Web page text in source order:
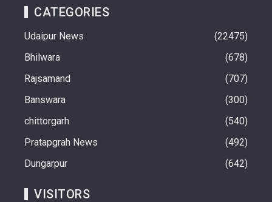
CATEGORIES
Udaipur News
22475
Bhilwara
678
Rajsamand
707
Banswara
300
chittorgarh
540
Pratapgrah News
492
Dungarpur
642
VISITORS